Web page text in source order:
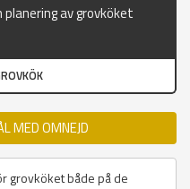
av grovköket
MED OMNEJD
grovköket både på de